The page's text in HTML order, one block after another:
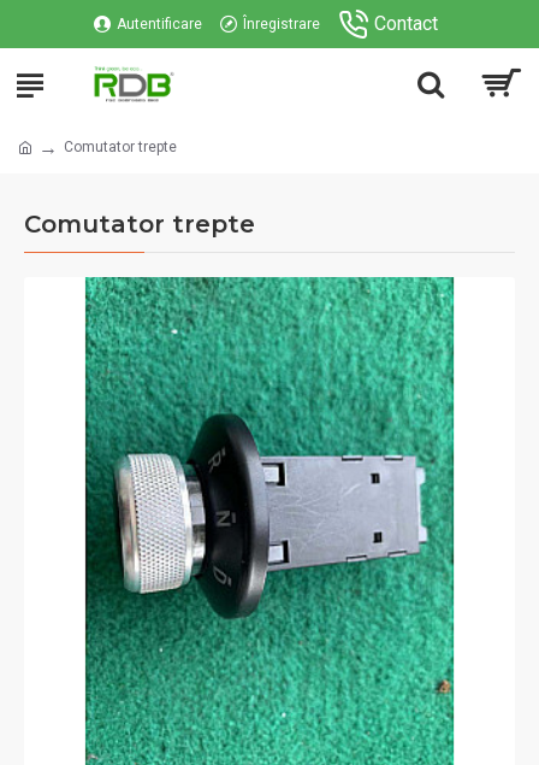
Autentificare Înregistrare Contact
Comutator trepte
Comutator trepte